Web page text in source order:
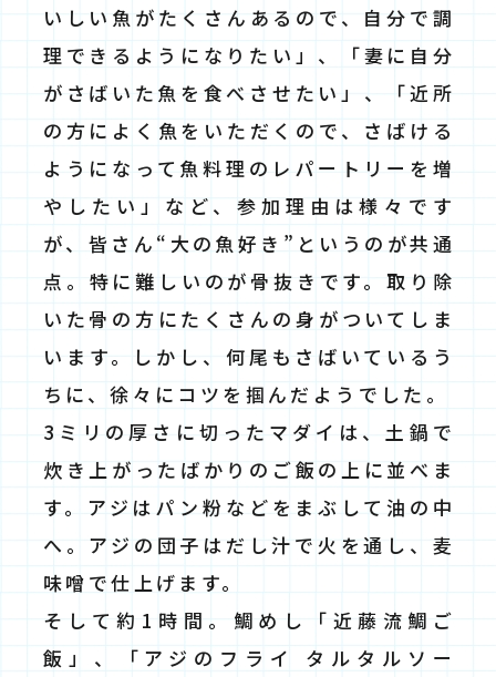
いしい魚がたくさんあるので、自分で調
理できるようになりたい」、「妻に自分
がさばいた魚を食べさせたい」、「近所
の方によく魚をいただくので、さばける
ようになって魚料理のレパートリーを増
やしたい」など、参加理由は様々です
が、皆さん“大の魚好き”というのが共通
点。特に難しいのが骨抜きです。取り除
いた骨の方にたくさんの身がついてしま
います。しかし、何尾もさばいているう
ちに、徐々にコツを掴んだようでした。
3ミリの厚さに切ったマダイは、土鍋で
炊き上がったばかりのご飯の上に並べま
す。アジはパン粉などをまぶして油の中
へ。アジの団子はだし汁で火を通し、麦
味噌で仕上げます。
そして約1時間。鯛めし「近藤流鯛ご
飯」、「アジのフライ タルタルソー